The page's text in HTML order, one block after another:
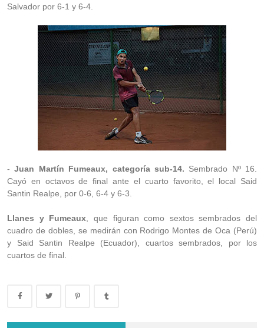
Salvador por 6-1 y 6-4.
-Juan Martín Fumeaux, categoría sub-14. Sembrado Nº 16.
Cayó en octavos de final ante el cuarto favorito, el local Said
Santin Realpe, por 0-6, 6-4 y 6-3.
Llanes y Fumeaux , que figuran como sextos sembrados del
cuadro de dobles, se medirán con Rodrigo Montes de Oca (Perú)
y Said Santin Realpe (Ecuador), cuartos sembrados, por los
cuartos de final.